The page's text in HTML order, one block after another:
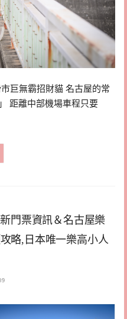
巨無霸招財貓 名古屋的常
距離中部機場車程只要
門票資訊＆名古屋樂
略,日本唯一樂高小人